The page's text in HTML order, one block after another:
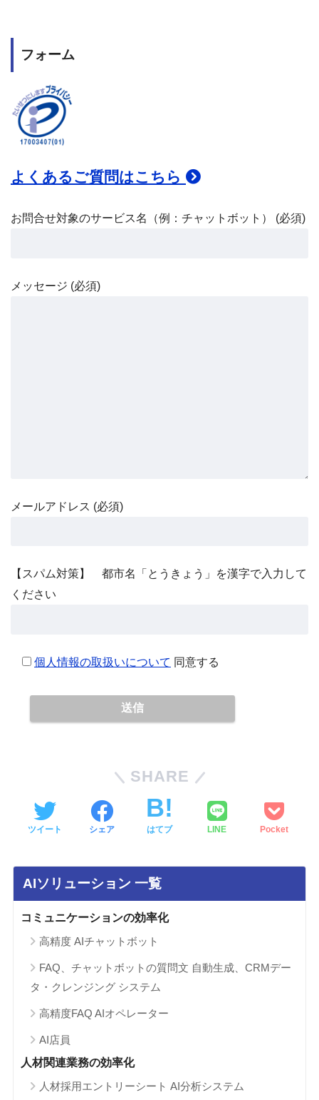
フォーム
よくあるご質問はこちら
お問合せ対象のサービス名（例：チャットボット） (必須)
メッセージ (必須)
メールアドレス (必須)
【スパム対策】 都市名「とうきょう」を漢字で入力して
ください
個人情報の取扱いについて 同意する
SHARE
ツイート シェア はてブ LINE Pocket
AIソリューション 一覧
コミュニケーションの効率化
高精度 AIチャットボット
FAQ、チャットボットの質問文 自動生成、CRMデー
タ・クレンジング システム
高精度FAQ AIオペレーター
AI店員
人材関連業務の効率化
人材採用エントリーシート AI分析システム